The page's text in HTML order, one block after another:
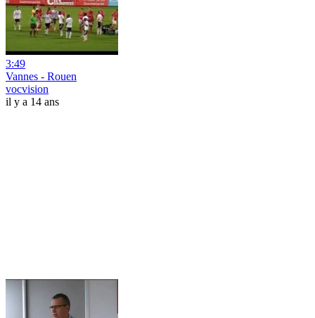
3:49
Vannes - Rouen
vocvision
il y a 14 ans